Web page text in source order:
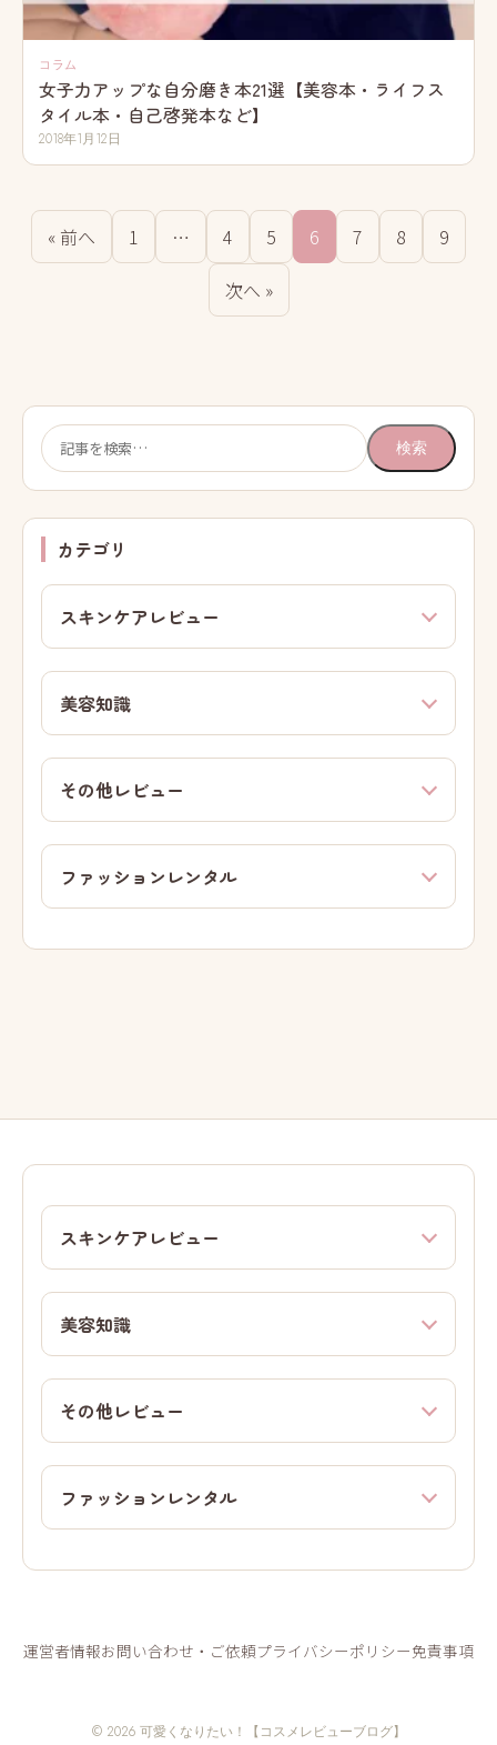
コラム
女子力アップな自分磨き本21選【美容本・ライフス
タイル本・自己啓発本など】
2018年1月12日
« 前へ 1 … 4 5 6 7 8
9
次へ »
検
索:
検索
カテゴリ
スキンケアレビュー
美容知識
その他レビュー
ファッションレンタル
スキンケアレビュー
美容知識
その他レビュー
ファッションレンタル
運営者情報お問い合わせ・ご依頼プライバシーポリシー免責事項
© 2026 可愛くなりたい！【コスメレビューブログ】